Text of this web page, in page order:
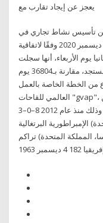
يعجز عن إيجاد تقارب مع
تأسيس نشاط تجاري في
المملكة المتحدة (المملكة المتحدة) حتى 31 ديسمبر 2020 وفقًا لاتفاقية
يوم الأربعاء، أنها سجلت
39237 إصابة جديدة بفيروس كورونا المستجد، مقارنة بـ36804 يوم
من الخطة الخاصة بالعمل
العالمي للقاحات "gvap"، التي جاءت بعد أن أقرتها أكثر من 194 دولة من
الدول الأعضاء في جمعية الصحة العالمية وذلك منذ عام 2012 8–0–3
الإمبراطورية البرتغالية
(ممتنع: فرنسا، المملكة المتحدة) تراكم
1963